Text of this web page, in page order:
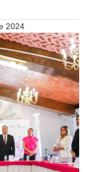
2024